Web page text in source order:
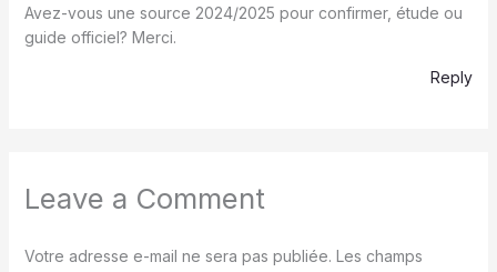
Avez-vous une source 2024/2025 pour confirmer, étude ou
guide officiel? Merci.
Reply
Leave a Comment
Votre adresse e-mail ne sera pas publiée. Les champs